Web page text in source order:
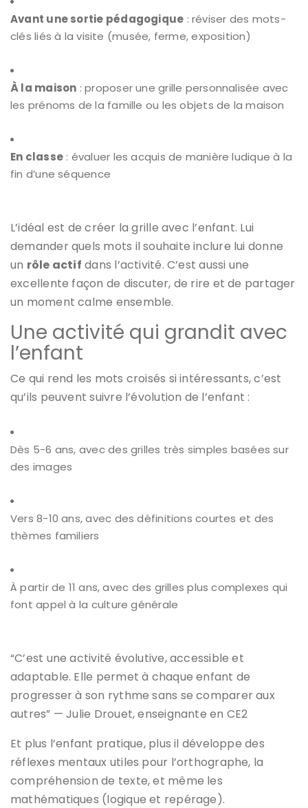
Avant une sortie pédagogique : réviser des mots-
clés liés à la visite (musée, ferme, exposition)
À la maison : proposer une grille personnalisée avec
les prénoms de la famille ou les objets de la maison
En classe : évaluer les acquis de manière ludique à la
fin d’une séquence
L’idéal est de créer la grille avec l’enfant. Lui
demander quels mots il souhaite inclure lui donne
un rôle actif dans l’activité. C’est aussi une
excellente façon de discuter, de rire et de partager
un moment calme ensemble.
Une activité qui grandit avec
l’enfant
Ce qui rend les mots croisés si intéressants, c’est
qu’ils peuvent suivre l’évolution de l’enfant :
Dès 5-6 ans, avec des grilles très simples basées sur
des images
Vers 8-10 ans, avec des définitions courtes et des
thèmes familiers
À partir de 11 ans, avec des grilles plus complexes qui
font appel à la culture générale
“C’est une activité évolutive, accessible et
adaptable. Elle permet à chaque enfant de
progresser à son rythme sans se comparer aux
autres” — Julie Drouet, enseignante en CE2
Et plus l’enfant pratique, plus il développe des
réflexes mentaux utiles pour l’orthographe, la
compréhension de texte, et même les
mathématiques (logique et repérage).